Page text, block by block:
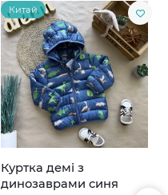
Китай
Куртка демі з
динозаврами синя